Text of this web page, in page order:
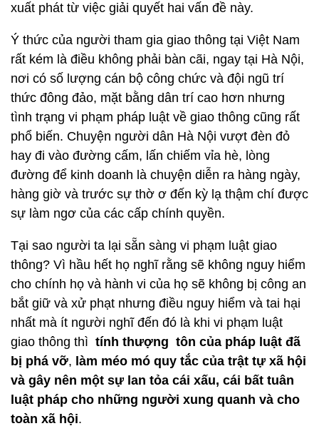
xuất phát từ việc giải quyết hai vấn đề này.
Ý thức của người tham gia giao thông tại Việt Nam
rất kém là điều không phải bàn cãi, ngay tại Hà Nội,
nơi có số lượng cán bộ công chức và đội ngũ trí
thức đông đảo, mặt bằng dân trí cao hơn nhưng
tình trạng vi phạm pháp luật về giao thông cũng rất
phổ biến. Chuyện người dân Hà Nội vượt đèn đỏ
hay đi vào đường cấm, lấn chiếm vỉa hè, lòng
đường để kinh doanh là chuyện diễn ra hàng ngày,
hàng giờ và trước sự thờ ơ đến kỳ lạ thậm chí được
sự làm ngơ của các cấp chính quyền.
Tại sao người ta lại sẵn sàng vi phạm luật giao
thông? Vì hầu hết họ nghĩ rằng sẽ không nguy hiểm
cho chính họ và hành vi của họ sẽ không bị công an
bắt giữ và xử phạt nhưng điều nguy hiểm và tai hại
nhất mà ít người nghĩ đến đó là khi vi phạm luật
giao thông thì tính thượng tôn của pháp luật đã
bị phá vỡ, làm méo mó quy tắc của trật tự xã hội
và gây nên một sự lan tỏa cái xấu, cái bất tuân
luật pháp cho những người xung quanh và cho
toàn xã hội.